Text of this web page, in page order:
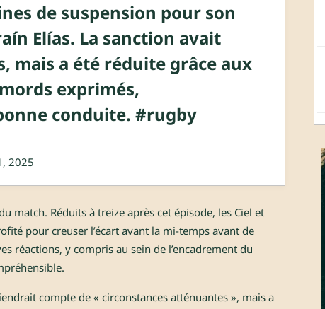
de suspension pour son
Elías. La sanction avait
mais a été réduite grâce aux
exprimés,
conduite. #rugby
2025
match. Réduits à treize après cet épisode, les Ciel et
pour creuser l’écart avant la mi-temps avant de
réactions, y compris au sein de l’encadrement du
compte de « circonstances atténuantes », mais a